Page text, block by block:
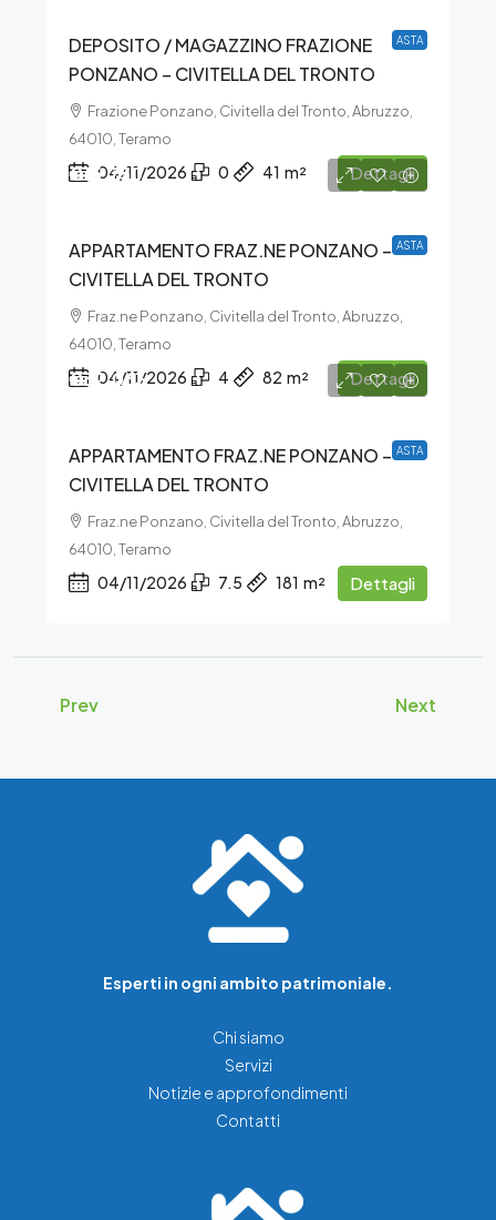
ASTA
DEPOSITO / MAGAZZINO FRAZIONE
PONZANO – CIVITELLA DEL TRONTO
Frazione Ponzano, Civitella del Tronto, Abruzzo,
64010, Teramo
04/11/2026 0 41 m² Dettagli
ASTA
€15.750
APPARTAMENTO FRAZ.NE PONZANO –
CIVITELLA DEL TRONTO
Fraz.ne Ponzano, Civitella del Tronto, Abruzzo,
64010, Teramo
04/11/2026 4 82 m² Dettagli
ASTA
€32.063
APPARTAMENTO FRAZ.NE PONZANO –
CIVITELLA DEL TRONTO
Fraz.ne Ponzano, Civitella del Tronto, Abruzzo,
64010, Teramo
04/11/2026 7.5 181 m² Dettagli
Prev Next
Esperti in ogni ambito patrimoniale.
Chi siamo
Servizi
Notizie e approfondimenti
Contatti